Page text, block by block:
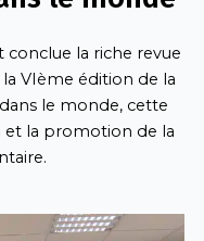
conclue la riche revue
VIème édition de la
le monde, cette
et la promotion de la